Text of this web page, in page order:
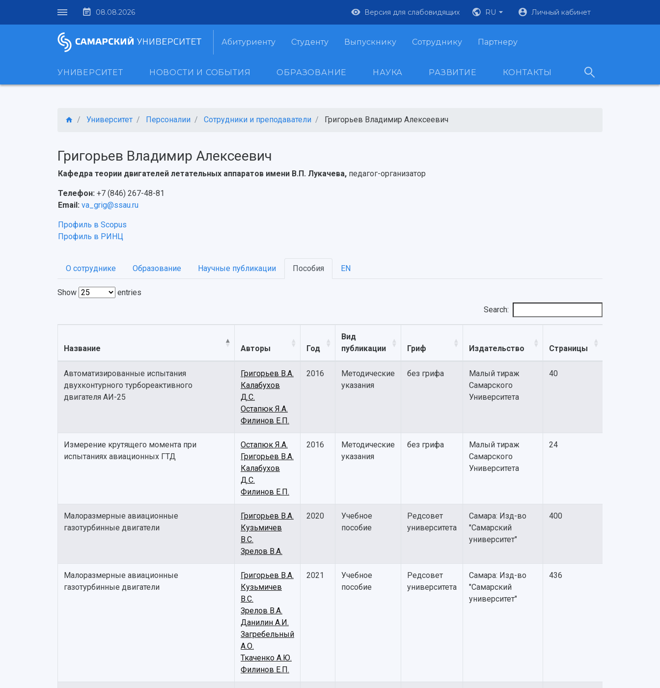
08.08.2026 Версия для слабовидящих RU Личный кабинет
Абитуриенту Студенту Выпускнику Сотруднику Партнеру
УНИВЕРСИТЕТ НОВОСТИ И СОБЫТИЯ ОБРАЗОВАНИЕ НАУКА РАЗВИТИЕ КОНТАКТЫ
Университет Персоналии Сотрудники и преподаватели Григорьев Владимир Алексеевич
Григорьев Владимир Алексеевич
Кафедра теории двигателей летательных аппаратов имени В.П. Лукачева, педагог-организатор
Телефон: +7 (846) 267-48-81
Email: va_grig@ssau.ru
Профиль в Scopus
Профиль в РИНЦ
О сотруднике Образование Научные публикации Пособия EN
Show
entries
Search:
Название Авторы Год
Вид
публикации
Гриф Издательство Страницы
Автоматизированные испытания
двухконтурного турбореактивного
двигателя АИ-25
Григорьев В.А.
Калабухов
Д.С.
Остапюк Я.А.
Филинов Е.П.
2016
Методические
указания
без грифа
Малый тираж
Самарского
Университета
40
Измерение крутящего момента при
испытаниях авиационных ГТД
Остапюк Я.А.
Григорьев В.А.
Калабухов
Д.С.
Филинов Е.П.
2016
Методические
указания
без грифа
Малый тираж
Самарского
Университета
24
Малоразмерные авиационные
газотурбинные двигатели
Григорьев В.А.
Кузьмичев
В.С.
Зрелов В.А.
2020
Учебное
пособие
Редсовет
университета
Самара: Изд-во
"Самарский
университет"
400
Малоразмерные авиационные
газотурбинные двигатели
Григорьев В.А.
Кузьмичев
В.С.
Зрелов В.А.
Данилин А.И.
Загребельный
А.О.
Ткаченко А.Ю.
Филинов Е.П.
2021
Учебное
пособие
Редсовет
университета
Самара: Изд-во
"Самарский
университет"
436